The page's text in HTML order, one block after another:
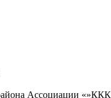
Ассоциации